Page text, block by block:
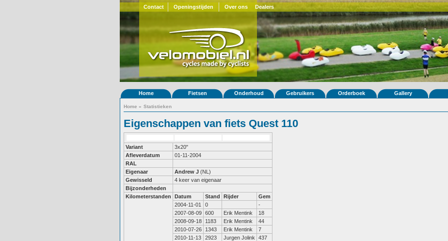
Contact Openingstijden Over ons Dealers
Home Fietsen Onderhoud Gebruikers Orderboek Gallery
Home » Statistieken
Eigenschappen van fiets Quest 110
Variant
3x20"
Afleverdatum
01-11-2004
RAL
Eigenaar
Andrew J (NL)
Gewisseld
4 keer van eigenaar
Bijzonderheden
Kilometerstanden
Datum Stand Rijder
Gem
2004-11-01
0
-
2007-08-09 600 Erik Mentink
18
2008-09-18
1183 Erik Mentink
44
2010-07-26
1343 Erik Mentink
7
2010-11-13
2923 Jurgen Jolink
437